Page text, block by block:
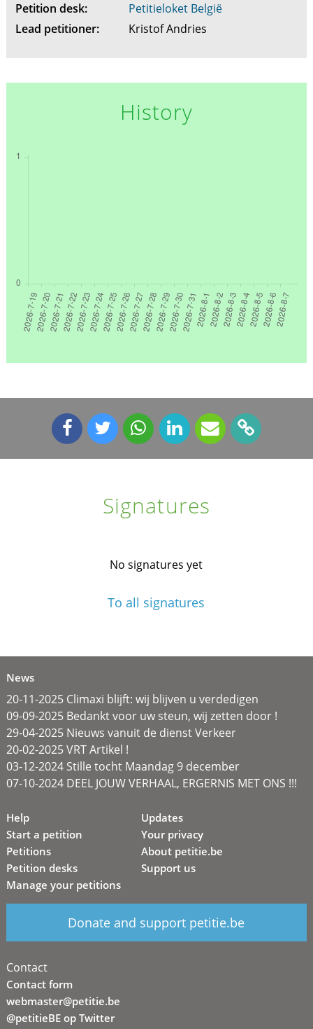
Petition desk:
Petitieloket België
Lead petitioner:
Kristof Andries
History
Signatures
No signatures yet
To all signatures
News
20-11-2025 Climaxi blijft: wij blijven u verdedigen
09-09-2025 Bedankt voor uw steun, wij zetten door !
29-04-2025 Nieuws vanuit de dienst Verkeer
20-02-2025 VRT Artikel !
03-12-2024 Stille tocht Maandag 9 december
07-10-2024 DEEL JOUW VERHAAL, ERGERNIS MET ONS !!!
Help
Start a petition
Petitions
Petition desks
Manage your petitions
Updates
Your privacy
About petitie.be
Support us
Donate and support petitie.be
Contact
Contact form
webmaster@petitie.be
@petitieBE op Twitter